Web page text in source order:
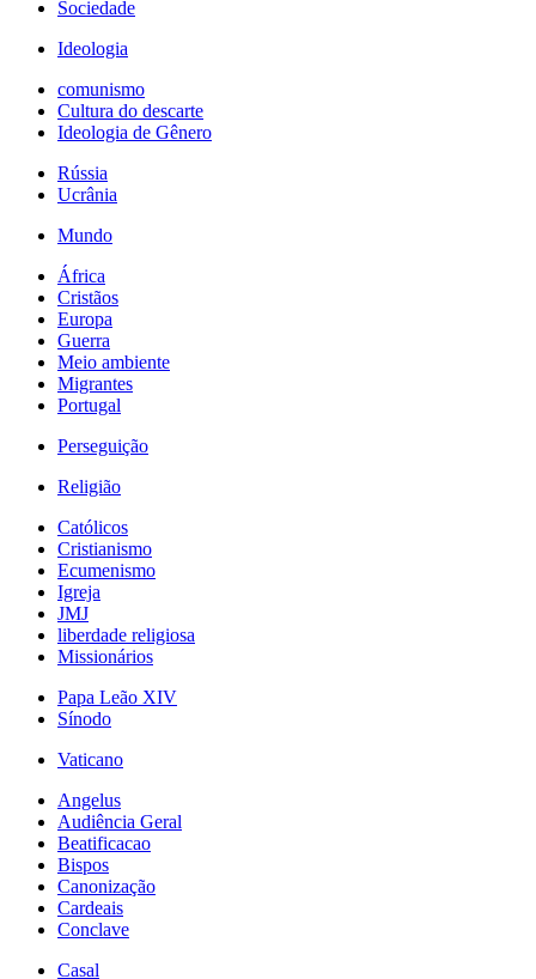
Sociedade
Ideologia
comunismo
Cultura do descarte
Ideologia de Gênero
Rússia
Ucrânia
Mundo
África
Cristãos
Europa
Guerra
Meio ambiente
Migrantes
Portugal
Perseguição
Religião
Católicos
Cristianismo
Ecumenismo
Igreja
JMJ
liberdade religiosa
Missionários
Papa Leão XIV
Sínodo
Vaticano
Angelus
Audiência Geral
Beatificacao
Bispos
Canonização
Cardeais
Conclave
Casal